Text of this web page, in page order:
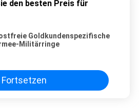
den besten Preis für
Goldkundenspezifische
Militärringe
Fortsetzen